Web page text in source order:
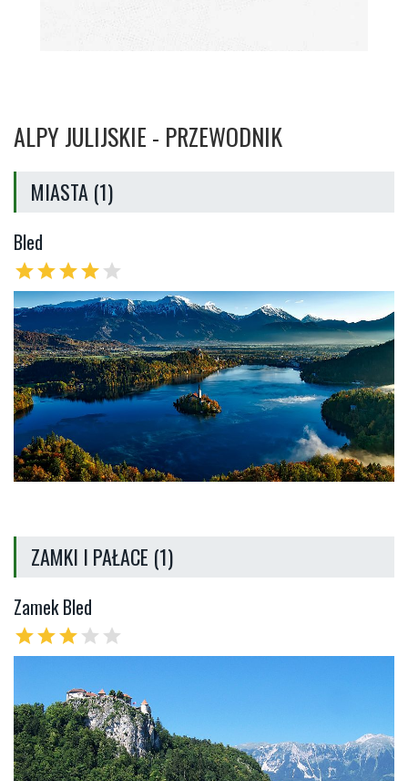
ALPY JULIJSKIE - PRZEWODNIK
MIASTA (1)
Bled
starstarstarstar star
ZAMKI I PAŁACE (1)
Zamek Bled
starstarstar star star